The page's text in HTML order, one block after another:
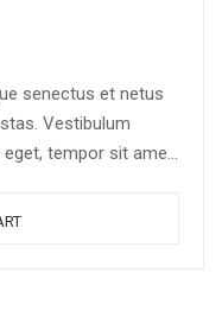
senectus et netus
Vestibulum
tempor sit amet,